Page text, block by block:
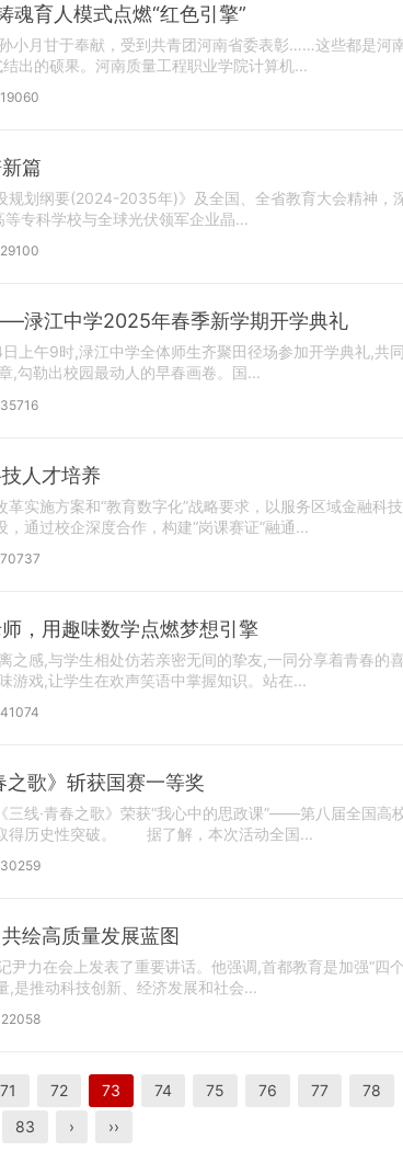
魂育人模式点燃“红色引擎”
小月甘于奉献，受到共青团河南省委表彰……这些都是河
出的硕果。河南质量工程职业学院计算机...
篇
划纲要(2024-2035年)》及全国、全省教育大会精神，
专科学校与全球光伏领军企业晶...
渌江中学2025年春季新学期开学典礼
上午9时,渌江中学全体师生齐聚田径场参加开学典礼,共
,勾勒出校园最动人的早春画卷。国...
人才培养
施方案和“教育数字化”战略要求，以服务区域金融科技
通过校企深度合作，构建“岗课赛证”融通...
，用趣味数学点燃梦想引擎
之感,与学生相处仿若亲密无间的挚友,一同分享着青春的
游戏,让学生在欢声笑语中掌握知识。站在...
之歌》斩获国赛一等奖
线·青春之歌》荣获“我心中的思政课”——第八届全国高
得历史性突破。 据了解，本次活动全国...
绘高质量发展蓝图
尹力在会上发表了重要讲话。他强调,首都教育是加强“四
,是推动科技创新、经济发展和社会...
71 72 73 74 75 76 77
78
83 › ››